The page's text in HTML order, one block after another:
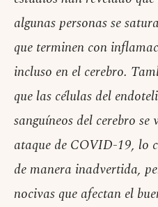
algunas personas se
que terminen con
incluso en el cerebro.
que las células del
sanguíneos del cerebro
ataque de COVID-19, lo
de manera inadvertida,
nocivas que afectan el